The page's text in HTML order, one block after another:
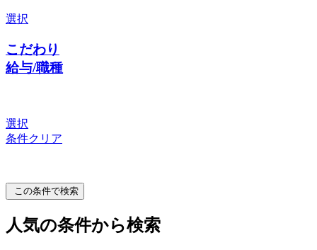
選択
こだわり
給与/職種
選択
条件クリア
この条件で検索
人気の条件から検索